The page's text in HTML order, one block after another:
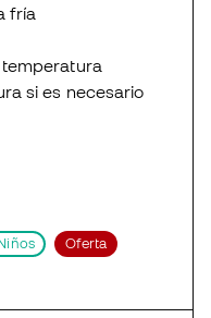
fría
si es necesario
Oferta